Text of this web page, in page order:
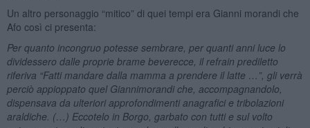
Un altro personaggio “mitico” di quei tempi era Gianni morandi che
Afo così ci presenta:
Per quanto incongruo potesse sembrare, per quanti anni luce lo
dividessero dalle proprie brame beverecce, il refrain prediletto
riferiva “Fatti mandare dalla mamma a prendere il latte …”, gli verrà
perciò appioppato quel Giannimorandi che, accompagnandolo,
dispensava da ulteriori approfondimenti anagrafici e tribolazioni
araldiche. (…) Eccotelo in Borgo, garbato con tutti e sul volto